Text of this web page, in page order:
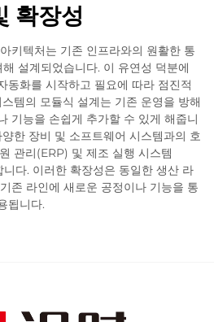
확장성
키텍처는 기존 인프라와의 원활한 통
설계되었습니다. 이 유연성 덕분에
동화를 시작하고 필요에 따라 점진적
템의 모듈식 설계는 기존 운영을 방해
기능을 손쉽게 추가할 수 있게 해줍니
한 장비 및 소프트웨어 시스템과의 호
관리(ERP) 및 제조 실행 시스템
다. 이러한 확장성은 동일한 생산 라
존 라인에 새로운 공정이나 기능을 통
됩니다.